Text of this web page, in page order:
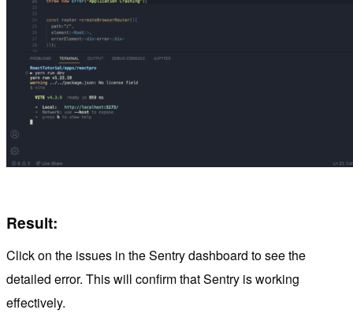
Result:
Click on the issues in the Sentry dashboard to see the
detailed error. This will confirm that Sentry is working
effectively.